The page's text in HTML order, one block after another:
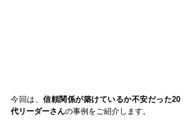
今回は、 信頼関係が築けているか不安だった20
代リーダーさんの事例をご紹介します。